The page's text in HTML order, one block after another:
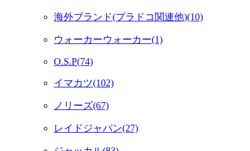
海外ブランド(プラドコ関連他)(10)
ウォーカーウォーカー(1)
O.S.P(74)
イマカツ(102)
ノリーズ(67)
レイドジャパン(27)